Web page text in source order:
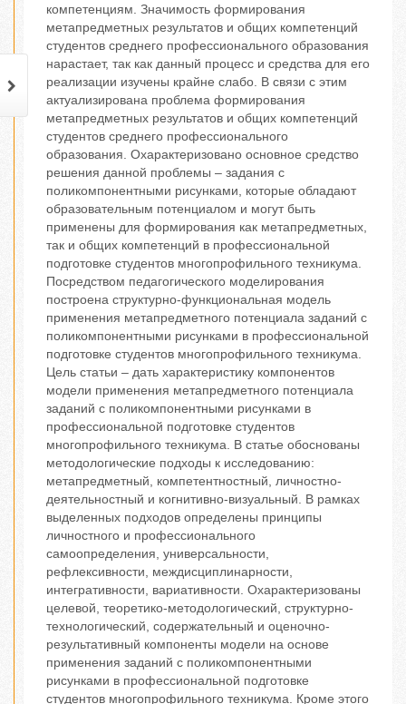
компетенциям. Значимость формирования
метапредметных результатов и общих компетенций
студентов среднего профессионального образования
нарастает, так как данный процесс и средства для его
реализации изучены крайне слабо. В связи с этим
актуализирована проблема формирования
метапредметных результатов и общих компетенций
студентов среднего профессионального
образования. Охарактеризовано основное средство
решения данной проблемы ‒ задания с
поликомпонентными рисунками, которые обладают
образовательным потенциалом и могут быть
применены для формирования как метапредметных,
так и общих компетенций в профессиональной
подготовке студентов многопрофильного техникума.
Посредством педагогического моделирования
построена структурно-функциональная модель
применения метапредметного потенциала заданий с
поликомпонентными рисунками в профессиональной
подготовке студентов многопрофильного техникума.
Цель статьи – дать характеристику компонентов
модели применения метапредметного потенциала
заданий с поликомпонентными рисунками в
профессиональной подготовке студентов
многопрофильного техникума. В статье обоснованы
методологические подходы к исследованию:
метапредметный, компетентностный, личностно-
деятельностный и когнитивно-визуальный. В рамках
выделенных подходов определены принципы
личностного и профессионального
самоопределения, универсальности,
рефлексивности, междисциплинарности,
интегративности, вариативности. Охарактеризованы
целевой, теоретико-методологический, структурно-
технологический, содержательный и оценочно-
результативный компоненты модели на основе
применения заданий с поликомпонентными
рисунками в профессиональной подготовке
студентов многопрофильного техникума. Кроме этого